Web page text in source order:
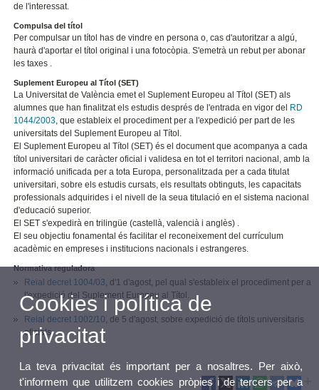
de l'interessat.
Compulsa del títol
Per compulsar un títol has de vindre en persona o, cas d'autoritzar a algú,
haurà d'aportar el títol original i una fotocòpia. S'emetrà un rebut per abonar
les taxes .
Suplement Europeu al Títol (SET)
La Universitat de València emet el Suplement Europeu al Títol (SET) als
alumnes que han finalitzat els estudis després de l'entrada en vigor del
RD
1044/2003, que estableix el procediment per a l'expedició per part de les
universitats del Suplement Europeu al Títol.
El Suplement Europeu al Títol (SET) és el document que acompanya a cada
títol universitari de caràcter oficial i validesa en tot el territori nacional, amb la
informació unificada per a tota Europa, personalitzada per a cada titulat
universitari, sobre els estudis cursats, els resultats obtinguts, les capacitats
professionals adquirides i el nivell de la seua titulació en el sistema nacional
d'educació superior.
El SET s'expedirà en trilingüe (castellà, valencià i anglès) .
El seu objectiu fonamental és facilitar el reconeixement del currículum
acadèmic en empreses i institucions nacionals i estrangeres.
Normativa reguladora
Reial decret 1004/03, d'1 d'agost, pel qual s'estableix el procediment per a
l'expedició del Suplement Europeu al Títol.
Reial decret 1002/10, de 5 d'agost, sobre expedició de títols universitaris
oficials
Cookies i política de
privacitat
La teva privacitat és important per a nosaltres. Per això,
t'informem que utilitzem cookies pròpies i de tercers per a